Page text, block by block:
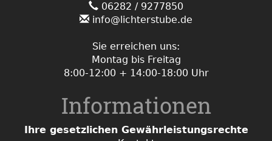
06282 / 9277850
info@lichterstube.de
Sie erreichen uns:
Montag bis Freitag
8:00-12:00 + 14:00-18:00 Uhr
Informationen
Ihre gesetzlichen Gewährleistungsrechte